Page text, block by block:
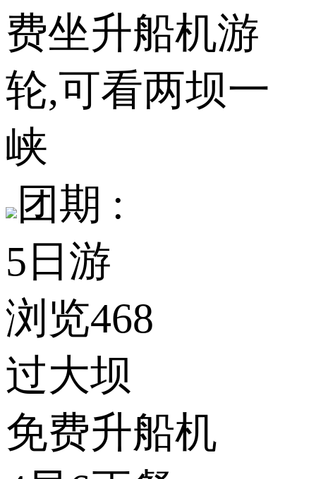
费坐升船机游
轮,可看两坝一
峡
团期 :
5日游
浏览468
过大坝
免费升船机